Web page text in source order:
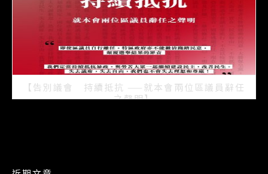
【告別議會 持續抵抗 ——就本會兩位區議員辭任
之聲明】